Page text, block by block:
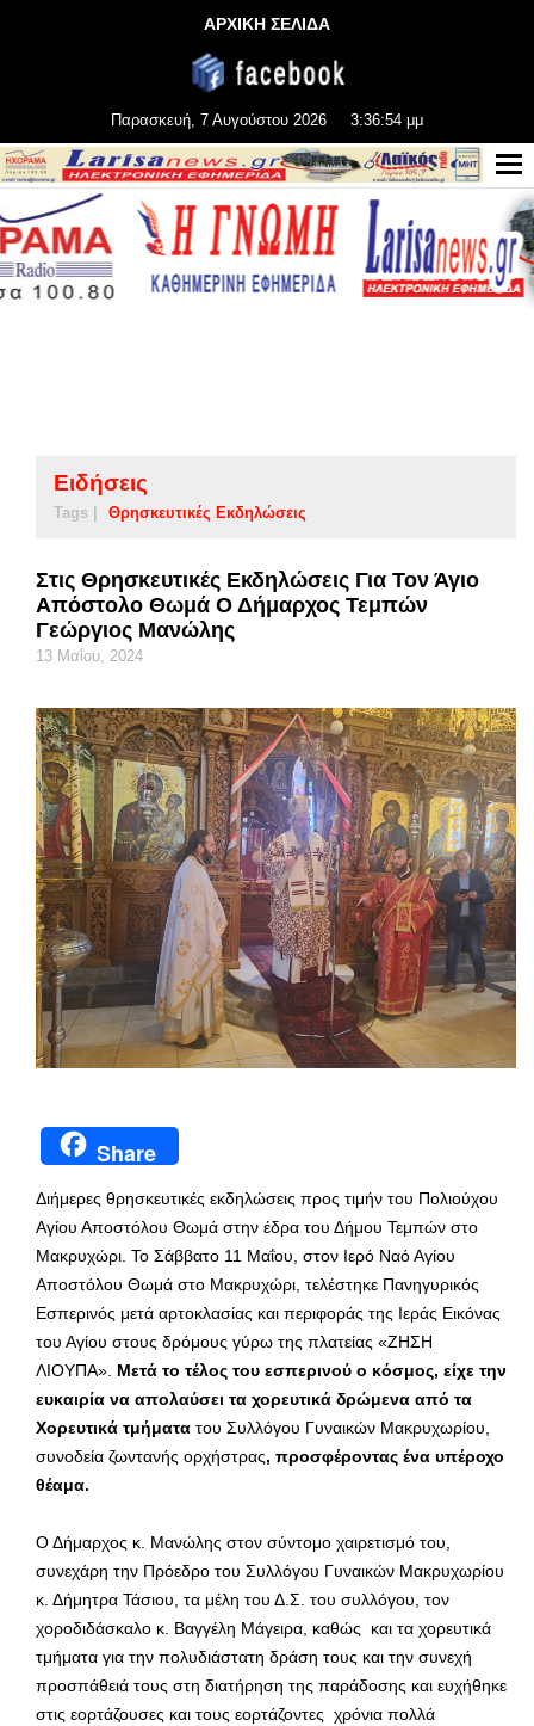
ΑΡΧΙΚΗ ΣΕΛΙΔΑ
Παρασκευή, 7 Αυγούστου 2026 3:36:54 μμ
Ειδήσεις
Tags | Θρησκευτικές Εκδηλώσεις
Στις Θρησκευτικές Εκδηλώσεις Για Τον Άγιο
Απόστολο Θωμά Ο Δήμαρχος Τεμπών
Γεώργιος Μανώλης
13 Μαΐου, 2024
Share
Διήμερες θρησκευτικές εκδηλώσεις προς τιμήν του Πολιούχου
Αγίου Αποστόλου Θωμά στην έδρα του Δήμου Τεμπών στο
Μακρυχώρι. Το Σάββατο 11 Μαΐου, στον Ιερό Ναό Αγίου
Αποστόλου Θωμά στο Μακρυχώρι, τελέστηκε Πανηγυρικός
Εσπερινός μετά αρτοκλασίας και περιφοράς της Ιεράς Εικόνας
του Αγίου στους δρόμους γύρω της πλατείας «ΖΗΣΗ
ΛΙΟΥΠΑ». Μετά το τέλος του εσπερινού ο κόσμος, είχε την
ευκαιρία να απολαύσει τα χορευτικά δρώμενα από τα
Χορευτικά τμήματα του Συλλόγου Γυναικών Μακρυχωρίου,
συνοδεία ζωντανής ορχήστρας, προσφέροντας ένα υπέροχο
θέαμα.
Ο Δήμαρχος κ. Μανώλης στον σύντομο χαιρετισμό του,
συνεχάρη την Πρόεδρο του Συλλόγου Γυναικών Μακρυχωρίου
κ. Δήμητρα Τάσιου, τα μέλη του Δ.Σ. του συλλόγου, τον
χοροδιδάσκαλο κ. Βαγγέλη Μάγειρα, καθώς και τα χορευτικά
τμήματα για την πολυδιάστατη δράση τους και την συνεχή
προσπάθειά τους στη διατήρηση της παράδοσης και ευχήθηκε
στις εορτάζουσες και τους εορτάζοντες χρόνια πολλά